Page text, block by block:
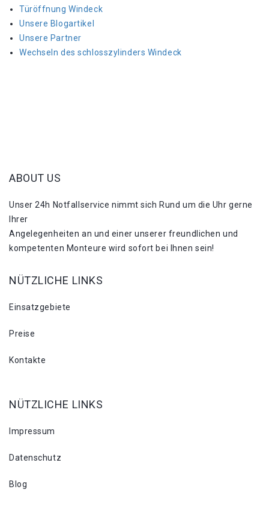
Türöffnung Windeck
Unsere Blogartikel
Unsere Partner
Wechseln des schlosszylinders Windeck
ABOUT US
Unser 24h Notfallservice nimmt sich Rund um die Uhr gerne
Ihrer
Angelegenheiten an und einer unserer freundlichen und
kompetenten Monteure wird sofort bei Ihnen sein!
NÜTZLICHE LINKS
Einsatzgebiete
Preise
Kontakte
NÜTZLICHE LINKS
Impressum
Datenschutz
Blog